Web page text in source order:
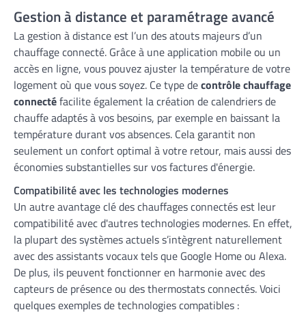
Gestion à distance et paramétrage avancé
La gestion à distance est l’un des atouts majeurs d’un
chauffage connecté. Grâce à une application mobile ou un
accès en ligne, vous pouvez ajuster la température de votre
logement où que vous soyez. Ce type decontrôle chauffage
connectéfacilite également la création de calendriers de
chauffe adaptés à vos besoins, par exemple en baissant la
température durant vos absences. Cela garantit non
seulement un confort optimal à votre retour, mais aussi des
économies substantielles sur vos factures d'énergie.
Compatibilité avec les technologies modernes
Un autre avantage clé des chauffages connectés est leur
compatibilité avec d'autres technologies modernes. En effet,
la plupart des systèmes actuels s’intègrent naturellement
avec des assistants vocaux tels que Google Home ou Alexa.
De plus, ils peuvent fonctionner en harmonie avec des
capteurs de présence ou des thermostats connectés. Voici
quelques exemples de technologies compatibles :